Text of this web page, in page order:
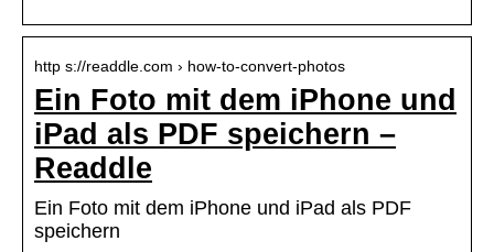
http s://readdle.com › how-to-convert-photos
Ein Foto mit dem iPhone und
iPad als PDF speichern –
Readdle
Ein Foto mit dem iPhone und iPad als PDF
speichern